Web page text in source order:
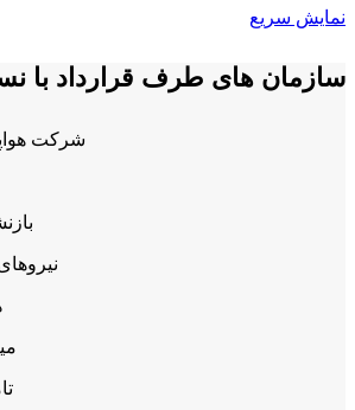
نمایش سریع
سازمان های طرف قرارداد با